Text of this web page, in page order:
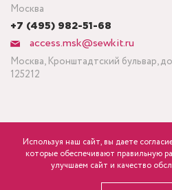
р. розница
Москва
+7 (495) 982-51-68
access.msk@sewkit.ru
Москва, Кронштадтский бульвар,
125212
Политика
Используя наш сайт, вы даете
которые обеспечивают правильную
улучшаем сайт и качество